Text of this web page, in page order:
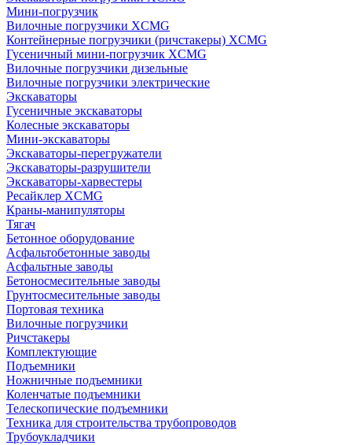
Мини-погрузчик
Вилочные погрузчики XCMG
Контейнерные погрузчики (ричстакеры) XCMG
Гусеничный мини-погрузчик XCMG
Вилочные погрузчики дизельные
Вилочные погрузчики электрические
Экскаваторы
Гусеничные экскаваторы
Колесные экскаваторы
Мини-экскаваторы
Экскаваторы-перегружатели
Экскаваторы-разрушители
Экскаваторы-харвестеры
Ресайклер XCMG
Краны-манипуляторы
Тягач
Бетонное оборудование
Асфальтобетонные заводы
Асфальтные заводы
Бетоносмесительные заводы
Грунтосмесительные заводы
Портовая техника
Вилочные погрузчики
Ричстакеры
Комплектующие
Подъемники
Ножничные подъемники
Коленчатые подъемники
Телескопические подъемники
Техника для строительства трубопроводов
Трубоукладчики